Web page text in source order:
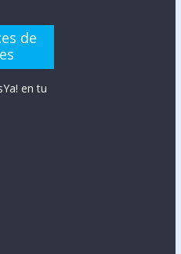
de
en tu